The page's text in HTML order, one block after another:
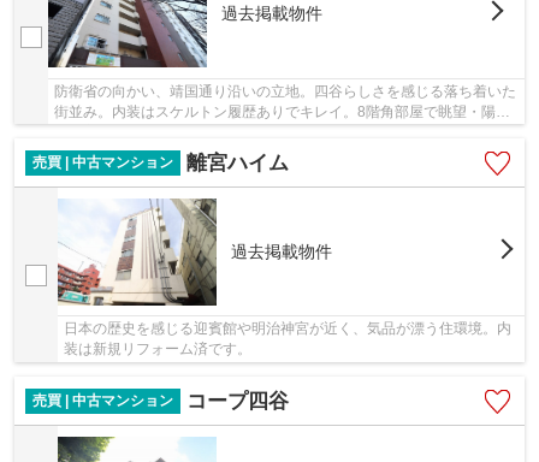
過去掲載物件
防衛省の向かい、靖国通り沿いの立地。四谷らしさを感じる落ち着いた
街並み。内装はスケルトン履歴ありでキレイ。8階角部屋で眺望・陽当
売買 | 中古マンション
離宮ハイム
過去掲載物件
日本の歴史を感じる迎賓館や明治神宮が近く、気品が漂う住環境。内
装は新規リフォーム済です。
売買 | 中古マンション コープ四谷